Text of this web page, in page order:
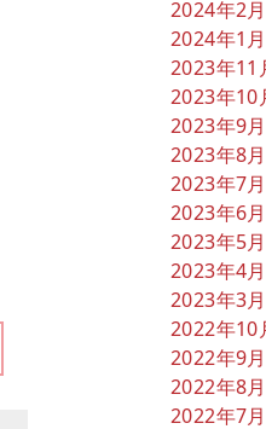
2024年2月
2024年1月
2023年11
2023年10
2023年9月
2023年8月
2023年7月
2023年6月
2023年5月
2023年4月
2023年3月
2022年10
2022年9月
2022年8月
2022年7月